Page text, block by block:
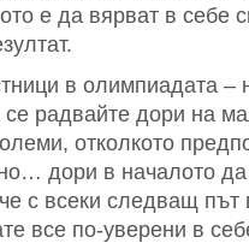
е да вярват в себе
в олимпиадата –
радвайте дори на
отколкото
дори в началото
с всеки следващ
все по-уверени в